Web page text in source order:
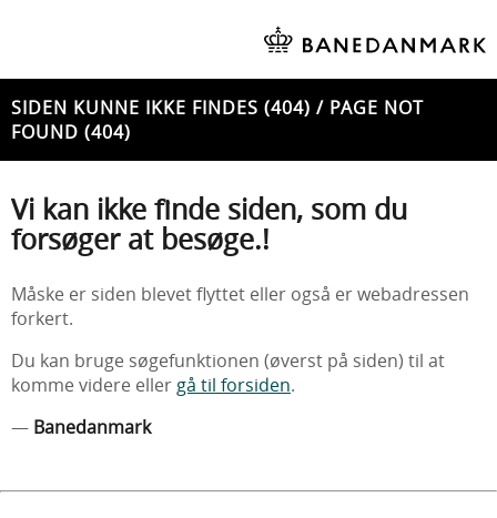
SIDEN KUNNE IKKE FINDES (404) / PAGE NOT
FOUND (404)
Vi kan ikke finde siden, som du
forsøger at besøge.!
Måske er siden blevet flyttet eller også er webadressen
forkert.
Du kan bruge søgefunktionen (øverst på siden) til at
komme videre eller gå til forsiden.
— Banedanmark